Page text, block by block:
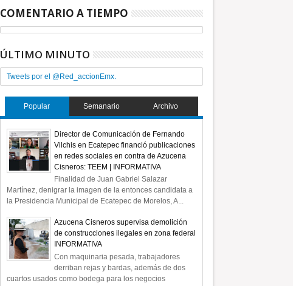
COMENTARIO A TIEMPO
ÚLTIMO MINUTO
Tweets por el @Red_accionEmx.
Popular Semanario Archivo
Director de Comunicación de Fernando
Vilchis en Ecatepec financió publicaciones
en redes sociales en contra de Azucena
Cisneros: TEEM | INFORMATIVA
Finalidad de Juan Gabriel Salazar
Martínez, denigrar la imagen de la entonces candidata a
la Presidencia Municipal de Ecatepec de Morelos, A...
Azucena Cisneros supervisa demolición
de construcciones ilegales en zona federal
INFORMATIVA
Con maquinaria pesada, trabajadores
derriban rejas y bardas, además de dos
cuartos usados como bodega para los negocios